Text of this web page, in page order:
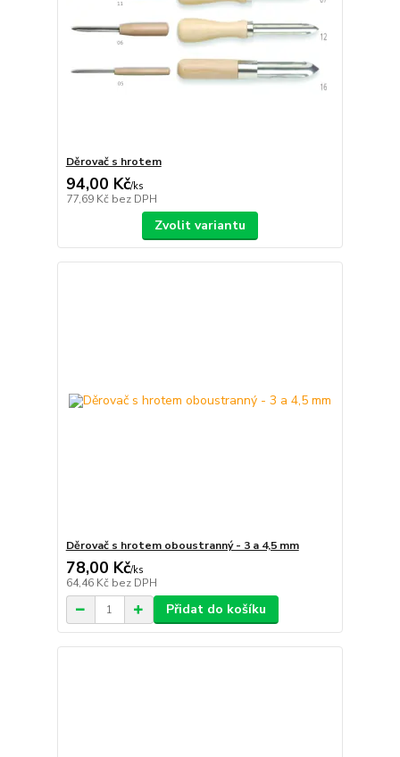
Děrovač s hrotem
94,00 Kč/ks
77,69 Kč bez DPH
Zvolit variantu
Děrovač s hrotem oboustranný - 3 a 4,5 mm
78,00 Kč/ks
64,46 Kč bez DPH
Přidat do košíku